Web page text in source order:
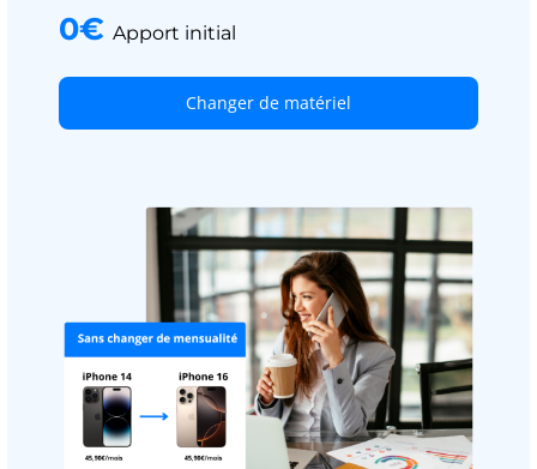
0€ Apport initial
Changer de matériel